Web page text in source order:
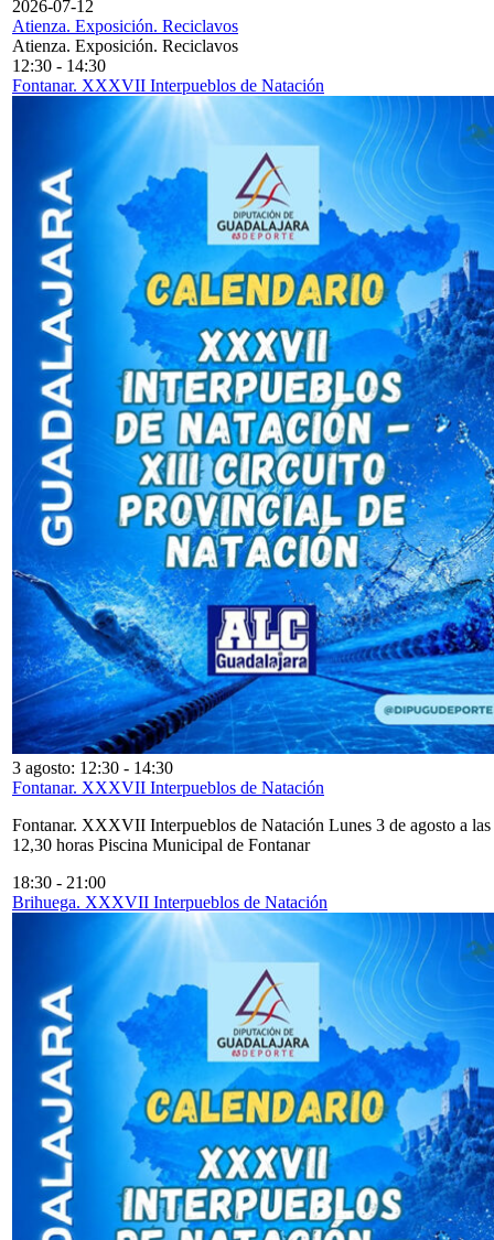
2026-07-12
Atienza. Exposición. Reciclavos
Atienza. Exposición. Reciclavos
12:30 - 14:30
Fontanar. XXXVII Interpueblos de Natación
3 agosto: 12:30 - 14:30
Fontanar. XXXVII Interpueblos de Natación
Fontanar. XXXVII Interpueblos de Natación Lunes 3 de agosto a las
12,30 horas Piscina Municipal de Fontanar
18:30 - 21:00
Brihuega. XXXVII Interpueblos de Natación